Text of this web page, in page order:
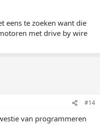
eens te zoeken want die
met drive by wire
#14
van programmeren